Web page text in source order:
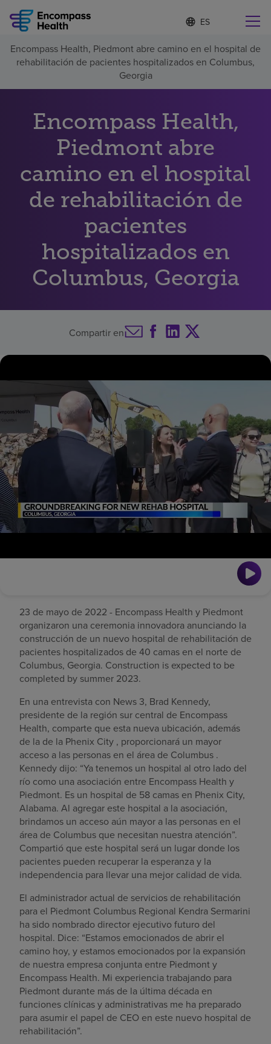
Lista
de
idiomas
contraída
d
o
m
e
c
c
i
n
d
Encuentre una localidad cerca de usted
Por qué debe elegirnos
Servicios de rehabilitación
Pacientes y cuidadores
Recursos de salud
Acerca de nosotros
Pagar mi factura
Encompass Health, Piedmont abre camino en el hospital de
rehabilitación de pacientes hospitalizados en Columbus,
Georgia
Encompass Health,
Piedmont abre
camino en el hospital
de rehabilitación de
pacientes
hospitalizados en
Columbus, Georgia
Compartir en
23 de mayo de 2022 - Encompass Health y Piedmont
organizaron una ceremonia innovadora anunciando la
construcción de un nuevo hospital de rehabilitación de
pacientes hospitalizados de 40 camas en el norte de
Columbus, Georgia. Construction is expected to be
completed by summer 2023.
En una entrevista con News 3, Brad Kennedy,
presidente de la región sur central de Encompass
Health, comparte que esta nueva ubicación, además
de la de la Phenix City , proporcionará un mayor
acceso a las personas en el área de Columbus .
Kennedy dijo: “Ya tenemos un hospital al otro lado del
río como una asociación entre Encompass Health y
Piedmont. Es un hospital de 58 camas en Phenix City,
Alabama. Al agregar este hospital a la asociación,
brindamos un acceso aún mayor a las personas en el
área de Columbus que necesitan nuestra atención”.
Compartió que este hospital será un lugar donde los
pacientes pueden recuperar la esperanza y la
independencia para llevar una mejor calidad de vida.
El administrador actual de servicios de rehabilitación
para el Piedmont Columbus Regional Kendra Sermarini
ha sido nombrado director ejecutivo futuro del
hospital. Dice: “Estamos emocionados de abrir el
camino hoy, y estamos emocionados por la expansión
de nuestra empresa conjunta entre Piedmont y
Encompass Health. Mi experiencia trabajando para
Piedmont durante más de la última década en
funciones clínicas y administrativas me ha preparado
para asumir el papel de CEO en este nuevo hospital de
rehabilitación”.